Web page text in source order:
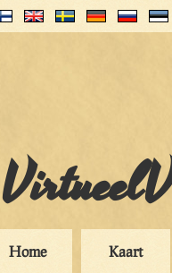
Home Kaart